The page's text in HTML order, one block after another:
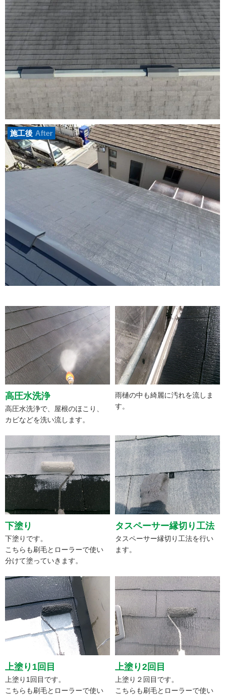
施工後 After
高圧水洗浄
高圧水洗浄で、屋根のほこり、
カビなどを洗い流します。
雨樋の中も綺麗に汚れを流しま
す。
下塗り
下塗りです。
こちらも刷毛とローラーで使い
分けて塗っていきます。
タスペーサー縁切り工法
タスペーサー縁切り工法を行い
ます。
上塗り1回目
上塗り1回目です。
こちらも刷毛とローラーで使い
上塗り2回目
上塗り２回目です。
こちらも刷毛とローラーで使い